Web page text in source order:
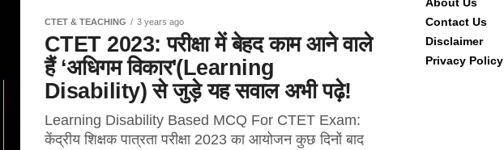
CTET & TEACHING 3 years ago
CTET 2023: परीक्षा में बेहद काम आने वाले
हैं ‘अधिगम विकार'(Learning
Disability) से जुड़े यह सवाल अभी पढ़े!
Learning Disability Based MCQ For CTET Exam:
केंद्रीय शिक्षक पात्रता परीक्षा 2023 का आयोजन कुछ दिनों बाद
Contact Us
Disclaimer
Privacy Policy